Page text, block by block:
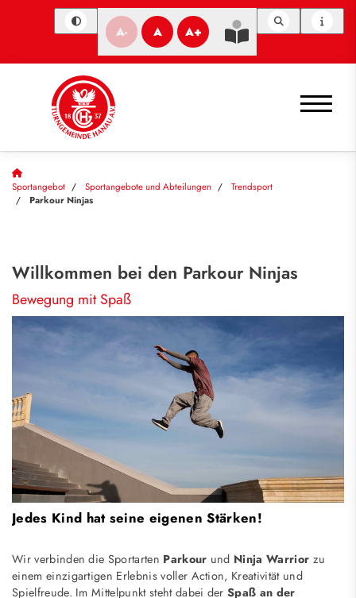
A- A A+
Sportangebot Sportangebote und Abteilungen
Trendsport
Parkour Ninjas
Willkommen bei den Parkour Ninjas
Bewegung mit Spaß
Jedes Kind hat seine eigenen Stärken!
Wir verbinden die Sportarten Parkour und Ninja Warrior zu
einem einzigartigen Erlebnis voller Action, Kreativität und
Spielfreude. Im Mittelpunkt steht dabei derSpaß an der